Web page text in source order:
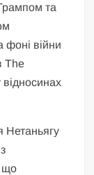
та
фоні війни
The
відносинах
Нетаньягу
що